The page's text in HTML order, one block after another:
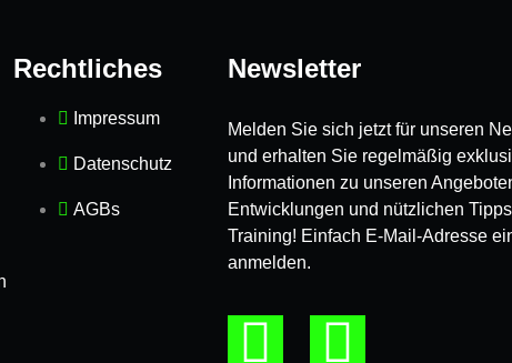
Rechtliches
Impressum
Datenschutz
AGBs
Newsletter
Melden Sie sich jetzt für unseren
und erhalten Sie regelmäßig
Informationen zu unseren
Entwicklungen und nützlichen
Training! Einfach E-Mail-Adresse
anmelden.